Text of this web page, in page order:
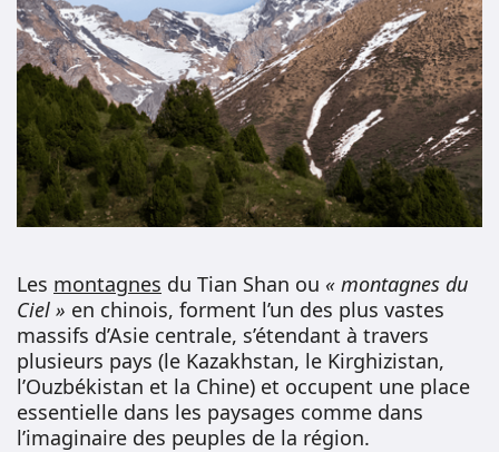
Les montagnes du Tian Shan ou « montagnes du
Ciel » en chinois, forment l’un des plus vastes
massifs d’Asie centrale, s’étendant à travers
plusieurs pays (le Kazakhstan, le Kirghizistan,
l’Ouzbékistan et la Chine) et occupent une place
essentielle dans les paysages comme dans
l’imaginaire des peuples de la région.